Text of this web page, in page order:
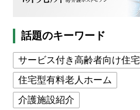
話題のキーワード
サービス付き高齢者向け住宅
住宅型有料老人ホーム
介護施設紹介